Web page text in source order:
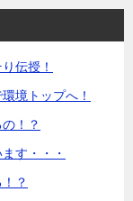
伝授！
境トップへ！
！？
す・・・
？